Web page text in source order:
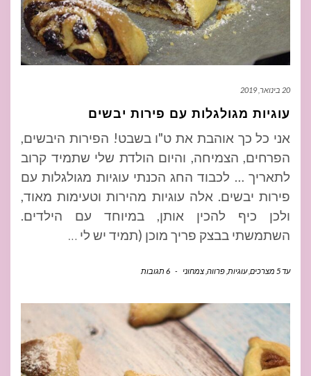
20 בינואר, 2019
עוגיות מגולגלות עם פירות יבשים
אני כל כך אוהבת את ט"ו בשבט! הפירות היבשים,
הפרחים, הצמיחה, והיום הולדת שלי שתמיד קרוב
לתאריך … לכבוד החג הכנתי עוגיות מגולגלות עם
פירות יבשים. אלה עוגיות מהירות וטעימות מאוד,
ולכן כיף להכין אותן, במיוחד עם הילדים.
השתמשתי בבצק פריך מוכן (תמיד יש לי …
עד 5 מצרכים ,עוגיות פרווה צמחוני - 6 תגובות